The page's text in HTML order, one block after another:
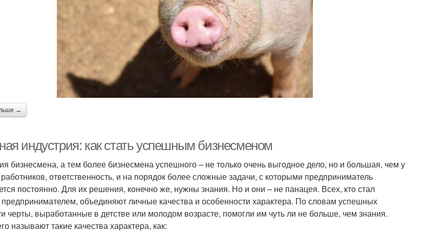
→
индустрия: как стать успешным бизнесменом
бизнесмена, а тем более бизнесмена успешного – не только очень выгодное дело, но и большая, чем у
ответственность, и на порядок более сложные задачи, с которыми предприниматель
постоянно. Для их решения, конечно же, нужны знания. Но и они – не панацея. Всех, кто стал
объединяют личные качества и особенности характера. По словам успешных
черты, выработанные в детстве или молодом возрасте, помогли им чуть ли не больше, чем знания.
называют такие качества характера, как: